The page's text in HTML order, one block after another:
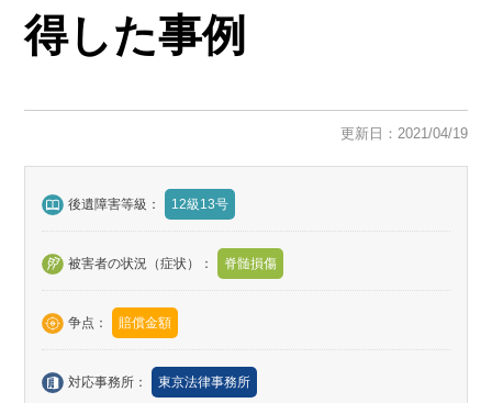
得した事例
更新日：2021/04/19
後遺障害等級： 12級13号
被害者の状況（症状）： 脊髄損傷
争点： 賠償金額
対応事務所： 東京法律事務所